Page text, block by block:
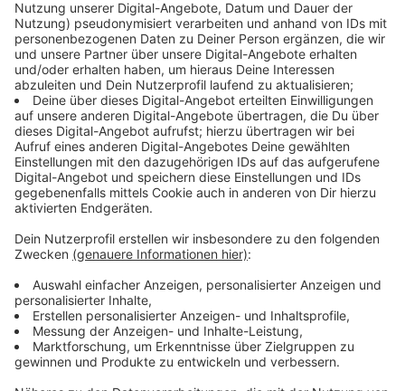
Kleinst-Teams im Kreishaus arbeiten sieben Tage die
Woche in zwei Schichten, um Infektionsketten zu
recherchieren. Jedes Amt stellt Mitarbeiter. Dadurch
bleibt an anderer Stelle Arbeit liegen, sagte eine
Sprecherin. Dass an der Realschule in Ochtrup alle
Lehrer bis zum 29. in Quarantäne sind, kommt einer
Schulschließung gleich. Auch in dem Nordwalder
Kindergarten haben sich alle Mitarbeiter angesteckt.
letzte Woche da waren. Am Donnerstag gibt es
jetzt kein Test positiv ausgefallen.
Anzeige